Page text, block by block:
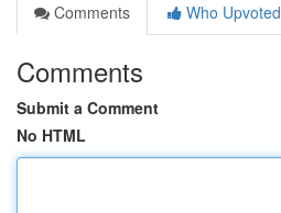
Comments
Who Upvoted
Comments
Submit a Comment
No HTML